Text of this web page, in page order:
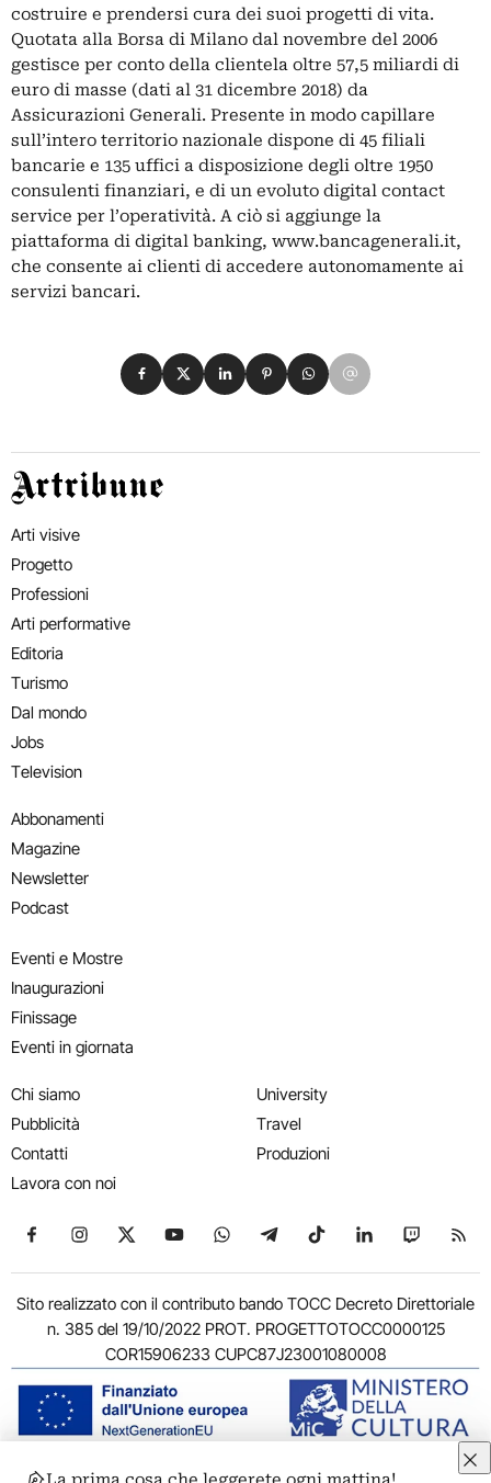
costruire e prendersi cura dei suoi progetti di vita.
Quotata alla Borsa di Milano dal novembre del 2006
gestisce per conto della clientela oltre 57,5 miliardi di
euro di masse (dati al 31 dicembre 2018) da
Assicurazioni Generali. Presente in modo capillare
sull’intero territorio nazionale dispone di 45 filiali
bancarie e 135 uffici a disposizione degli oltre 1950
consulenti finanziari, e di un evoluto digital contact
service per l’operatività. A ciò si aggiunge la
piattaforma di digital banking, www.bancagenerali.it,
che consente ai clienti di accedere autonomamente ai
servizi bancari.
Condividi su Facebook
Condividi su X
Condividi su LinkedIn
Condividi su Pinterest
Condividi su WhatsApp
Condividi su Email
Artribune
Arti visive
Progetto
Professioni
Arti performative
Editoria
Turismo
Dal mondo
Jobs
Television
Abbonamenti
Magazine
Newsletter
Podcast
Eventi e Mostre
Inaugurazioni
Finissage
Eventi in giornata
Chi siamo
Pubblicità
Contatti
Lavora con noi
University
Travel
Produzioni
Seguici su Facebook
Seguici su Instagram
Seguici su X
Seguici su YouTube
Seguici su WhatsApp
Seguici su Telegram
Seguici su TikTok
Seguici su
Seguici
Sito realizzato con il contributo bando TOCC Decreto Direttoriale
n. 385 del 19/10/2022 PROT. PROGETTOTOCC0000125
COR15906233 CUPC87J23001080008